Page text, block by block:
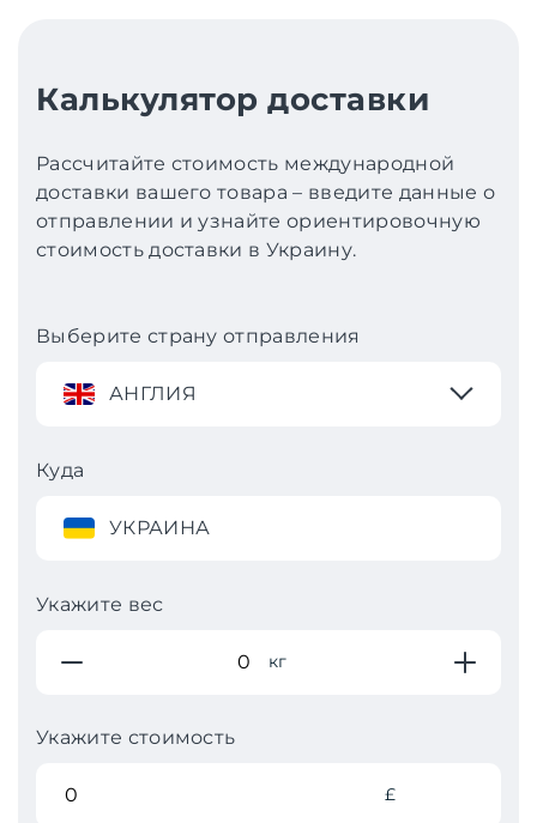
Калькулятор доставки
Рассчитайте стоимость международной
доставки вашего товара – введите данные о
отправлении и узнайте ориентировочную
стоимость доставки в Украину.
Выберите страну отправления
АНГЛИЯ
Куда
УКРАИНА
Укажите вес
кг
Укажите стоимость
£